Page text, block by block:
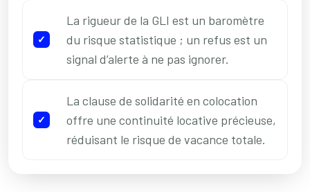
La rigueur de la GLI est un baromètre
du risque statistique ; un refus est un
signal d’alerte à ne pas ignorer.
La clause de solidarité en colocation
offre une continuité locative précieuse,
réduisant le risque de vacance totale.